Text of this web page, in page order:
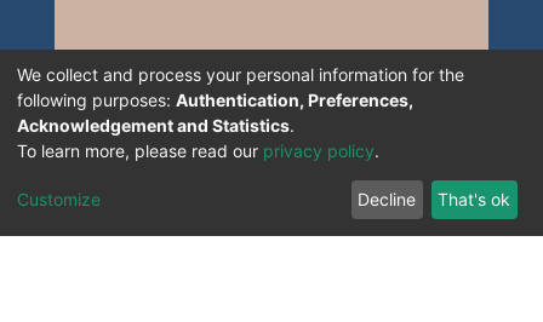
We collect and process your personal information for the
following purposes: Authentication, Preferences,
Acknowledgement and Statistics.
To learn more, please read our privacy policy.
Customize Decline That's ok